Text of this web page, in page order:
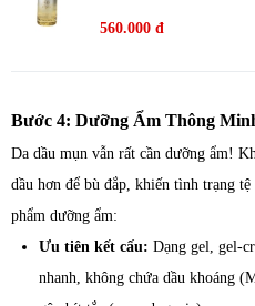
560.000 đ
Bước 4: Dưỡng Ẩm Thông
Da dầu mụn vẫn rất cần dưỡng ẩm!
dầu hơn để bù đắp, khiến tình trạng
phẩm dưỡng ẩm:
Ưu tiên kết cấu: Dạng gel, gel-
nhanh, không chứa dầu khoáng